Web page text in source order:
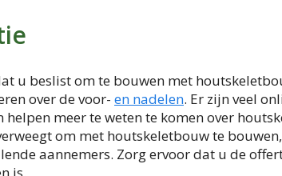
u beslist om te bouwen met
over de voor- en nadelen. Er zijn veel
meer te weten te komen over
om met houtskeletbouw te
aannemers. Zorg ervoor dat u de